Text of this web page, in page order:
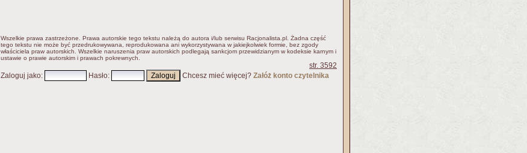
Wszelkie prawa zastrzeżone. Prawa autorskie tego tekstu należą do autora i/lub serwisu Racjonalista.pl. Żadna część
tego tekstu nie może być przedrukowywana, reprodukowana ani wykorzystywana w jakiejkolwiek formie, bez zgody
właściciela praw autorskich. Wszelkie naruszenia praw autorskich podlegają sankcjom przewidzianym w kodeksie karnym i
ustawie o prawie autorskim i prawach pokrewnych.
str. 3592
Zaloguj jako: Hasło: Chcesz mieć więcej? Załóż konto czytelnika